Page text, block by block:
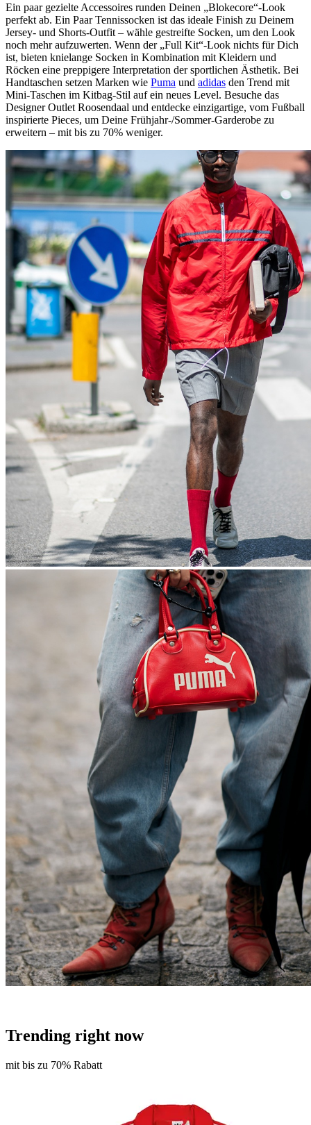
Ein paar gezielte Accessoires runden Deinen „Blokecore“-Look
perfekt ab. Ein Paar Tennissocken ist das ideale Finish zu Deinem
Jersey- und Shorts-Outfit – wähle gestreifte Socken, um den Look
noch mehr aufzuwerten. Wenn der „Full Kit“-Look nichts für Dich
ist, bieten knielange Socken in Kombination mit Kleidern und
Röcken eine preppigere Interpretation der sportlichen Ästhetik. Bei
Handtaschen setzen Marken wie Puma und adidas den Trend mit
Mini-Taschen im Kitbag-Stil auf ein neues Level. Besuche das
Designer Outlet Roosendaal und entdecke einzigartige, vom Fußball
inspirierte Pieces, um Deine Frühjahr-/Sommer-Garderobe zu
erweitern – mit bis zu 70% weniger.
Trending right now
mit bis zu 70% Rabatt